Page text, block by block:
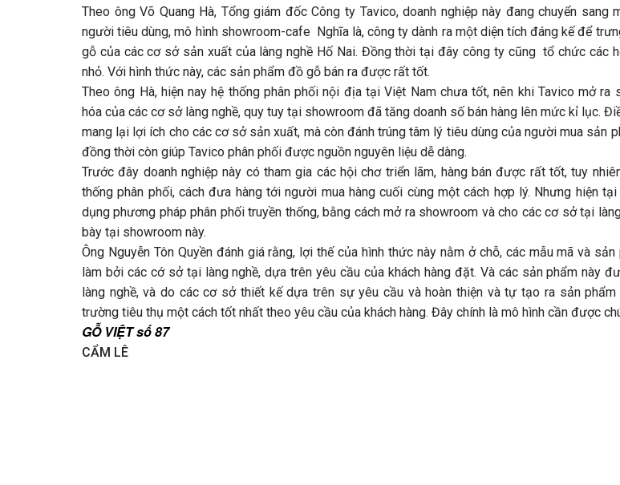
Theo ông Võ Quang Hà, Tổng giám đốc Công ty Tavico, doanh nghiệp này đang chuyển sang
người tiêu dùng, mô hình showroom-cafe Nghĩa là, công ty dành ra một diện tích đáng kế để
gỗ của các cơ sở sản xuất của làng nghề Hố Nai. Đồng thời tại đây công ty cũng tổ chức các
nhỏ. Với hình thức này, các sản phẩm đồ gỗ bán ra được rất tốt.
Theo ông Hà, hiện nay hệ thống phân phối nội địa tại Việt Nam chưa tốt, nên khi Tavico mở ra
hóa của các cơ sở làng nghề, quy tuy tại showroom đã tăng doanh số bán hàng lên mức kỉ lục.
mang lại lợi ích cho các cơ sở sản xuất, mà còn đánh trúng tâm lý tiêu dùng của người mua sản
đồng thời còn giúp Tavico phân phối được nguồn nguyên liệu dễ dàng.
Trước đây doanh nghiệp này có tham gia các hội chơ triển lãm, hàng bán được rất tốt, tuy
thống phân phối, cách đưa hàng tới người mua hàng cuối cùng một cách hợp lý. Nhưng hiện
dụng phương pháp phân phối truyền thống, bằng cách mở ra showroom và cho các cơ sở tại
bày tại showroom này.
Ông Nguyễn Tôn Quyền đánh giá rằng, lợi thế của hình thức này nằm ở chỗ, các mẫu mã và
làm bởi các cớ sở tại làng nghề, dựa trên yêu cầu của khách hàng đặt. Và các sản phẩm này
làng nghề, và do các cơ sở thiết kế dựa trên sự yêu cầu và hoàn thiện và tự tạo ra sản
trường tiêu thụ một cách tốt nhất theo yêu cầu của khách hàng. Đây chính là mô hình cần được
GỖ VIỆT số 87
CẨM LÊ